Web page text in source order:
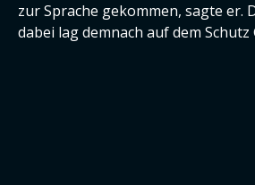
zur Sprache gekommen, sagte er.
dabei lag demnach auf dem Schutz